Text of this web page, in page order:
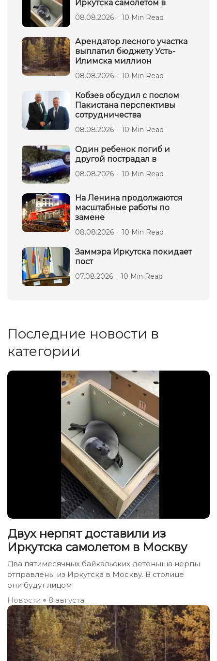
Иркутска самолетом в
08.08.2026 10 Min Read
Арендатор лесного участка
выплатил бюджету Усть-
Илимска миллион
08.08.2026 10 Min Read
Кобзев обсудил с послом
Пакистана перспективы
сотрудничества
08.08.2026 10 Min Read
Один ребенок погиб и
другой пострадал в
08.08.2026 10 Min Read
На Ленина продолжаются
масштабные работы по
замене
08.08.2026 10 Min Read
Заммэра Иркутска покидает
пост
07.08.2026 10 Min Read
Последние новости в
категории
Двух нерпят доставили из
Иркутска самолетом в Москву
Два пятимесячных байкальских детеныша нерпы
отправлены из Иркутска в Москву. В столице
они будут лицом
Новости
8 августа